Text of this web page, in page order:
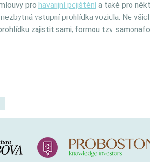
pro havarijní pojištěnía také pro
vstupní prohlídka vozidla. Ne
zajistit sami, formou tzv.